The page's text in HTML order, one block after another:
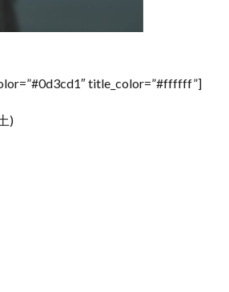
title_color=”#ffffff”]
)